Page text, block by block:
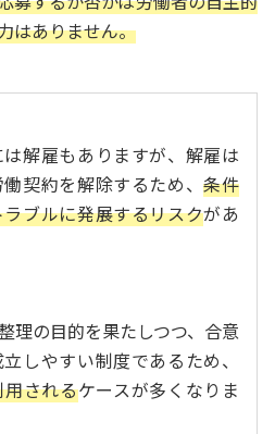
はありません。
解雇もありますが、解雇は
契約を解除するため、条件
ブルに発展するリスクがあ
理の目的を果たしつつ、合意
しやすい制度であるため、
されるケースが多くなりま